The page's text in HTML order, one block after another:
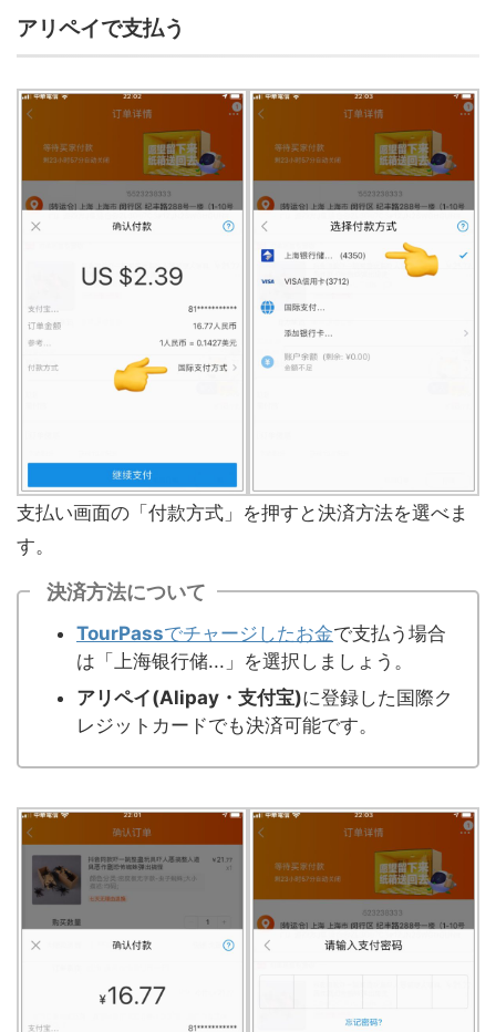
アリペイで支払う
支払い画面の「付款方式」を押すと決済方法を選べま
す。
決済方法について
TourPassでチャージしたお金で支払う場合
は「上海银行储...」を選択しましょう。
アリペイ(Alipay・支付宝)に登録した国際ク
レジットカードでも決済可能です。